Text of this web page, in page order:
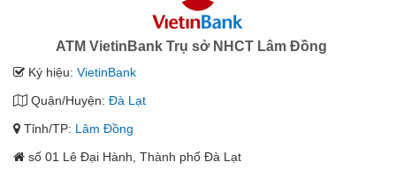
ATM VietinBank Trụ sở NHCT Lâm Đồng
Ký hiệu: VietinBank
Quận/Huyện: Đà Lạt
Tỉnh/TP: Lâm Đồng
số 01 Lê Đại Hành, Thành phố Đà Lạt